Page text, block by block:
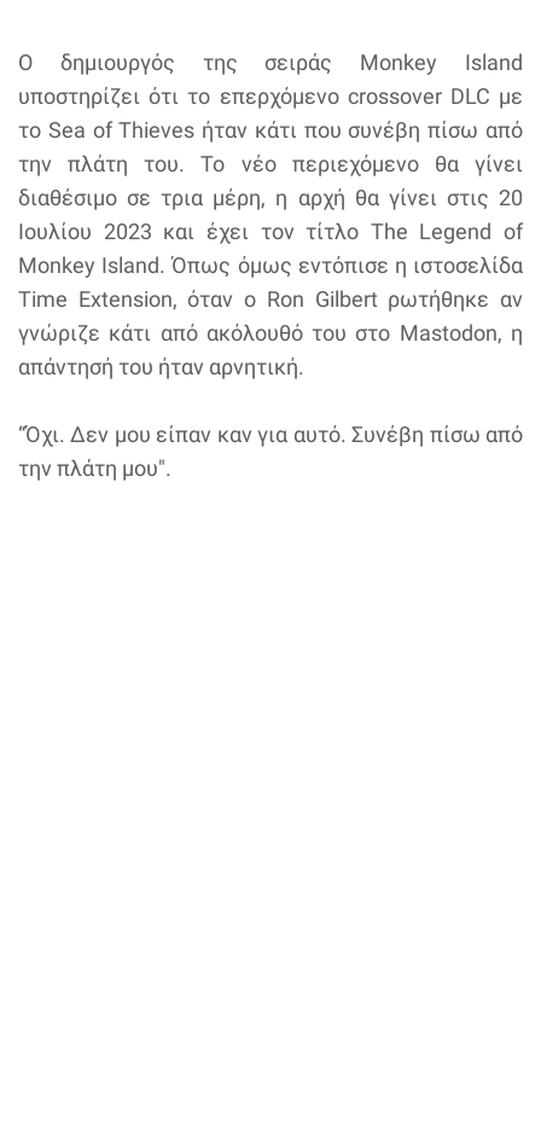
Ο δημιουργός της σειράς Monkey Island
υποστηρίζει ότι το επερχόμενο crossover DLC με
το Sea of Thieves ήταν κάτι που συνέβη πίσω από
την πλάτη του. Το νέο περιεχόμενο θα γίνει
διαθέσιμο σε τρια μέρη, η αρχή θα γίνει στις 20
Ιουλίου 2023 και έχει τον τίτλο The Legend of
Monkey Island. Όπως όμως εντόπισε η ιστοσελίδα
Time Extension, όταν ο Ron Gilbert ρωτήθηκε αν
γνώριζε κάτι από ακόλουθό του στο Mastodon, η
απάντησή του ήταν αρνητική.
“Όχι. Δεν μου είπαν καν για αυτό. Συνέβη πίσω από
την πλάτη μου".